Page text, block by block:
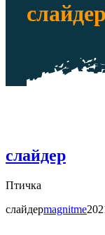
слайдер
слайдер
Птичка
слайдерmagnitme